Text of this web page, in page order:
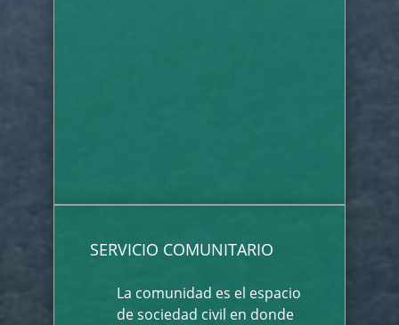
SERVICIO COMUNITARIO
La comunidad es el espacio
de sociedad civil en donde